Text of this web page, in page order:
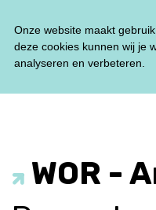
WOR -
Onze website maakt
deze cookies kunnen wij je
analyseren en verbeteren.